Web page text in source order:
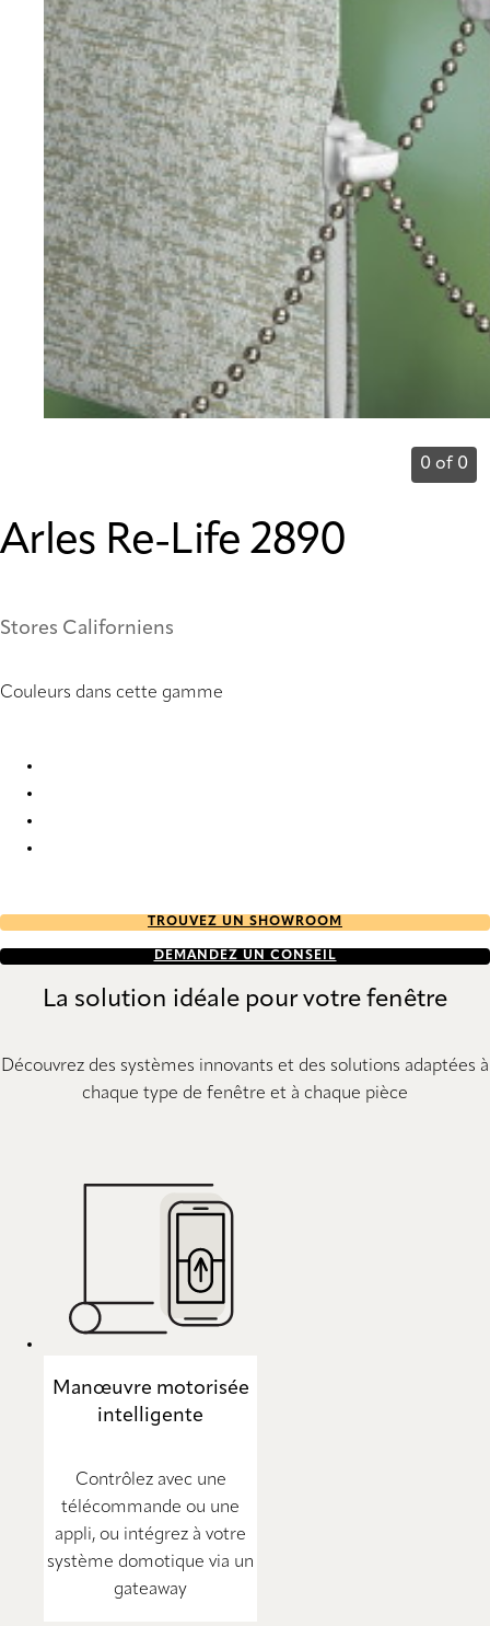
0 of 0
Arles Re-Life 2890
Stores Californiens
Couleurs dans cette gamme
TROUVEZ UN SHOWROOM
DEMANDEZ UN CONSEIL
La solution idéale pour votre fenêtre
Découvrez des systèmes innovants et des solutions adaptées à
chaque type de fenêtre et à chaque pièce
Manœuvre motorisée
intelligente
Contrôlez avec une
télécommande ou une
appli, ou intégrez à votre
système domotique via un
gateaway